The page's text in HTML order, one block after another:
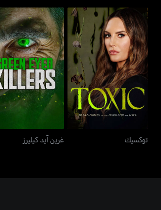
توكسيك
توكسيك
غرين آيد كيليرز
غرين آيد كيليرز